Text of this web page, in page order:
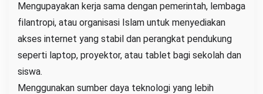
Mengupayakan kerja sama dengan pemerintah, lembaga
filantropi, atau organisasi Islam untuk menyediakan
akses internet yang stabil dan perangkat pendukung
seperti laptop, proyektor, atau tablet bagi sekolah dan
siswa.
Menggunakan sumber daya teknologi yang lebih